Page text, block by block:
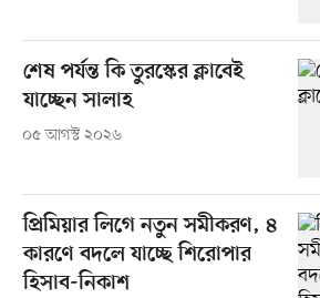
শেষ পর্যন্ত কি তুরস্কের ক্লাবেই
যাচ্ছেন সালাহ
০৫ আগস্ট ২০২৬
প্রিমিয়ার লিগে নতুন সমীকরণ, ৪
কারণে বদলে যাচ্ছে শিরোপার
হিসাব-নিকাশ